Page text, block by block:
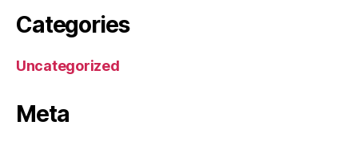
Categories
Uncategorized
Meta